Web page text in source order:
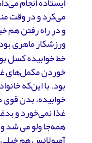
می‌کرد و در وقت
و در راه رفتن هم
ورزشکار ماهری
خط خوابیده کسل
خوردن مکمل‌های
بود. با این‌که
خوابیده، بدن
غذا نمی‌خورد و
همه‌جا ولو می شد